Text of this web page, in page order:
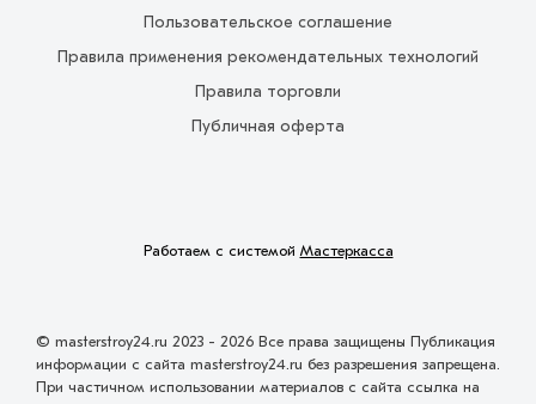
Пользовательское соглашение
Правила применения рекомендательных технологий
Правила торговли
Публичная оферта
Работаем с системой Мастеркасса
© masterstroy24.ru 2023 - 2026 Все права защищены Публикация
информации с сайта masterstroy24.ru без разрешения запрещена.
При частичном использовании материалов с сайта ссылка на